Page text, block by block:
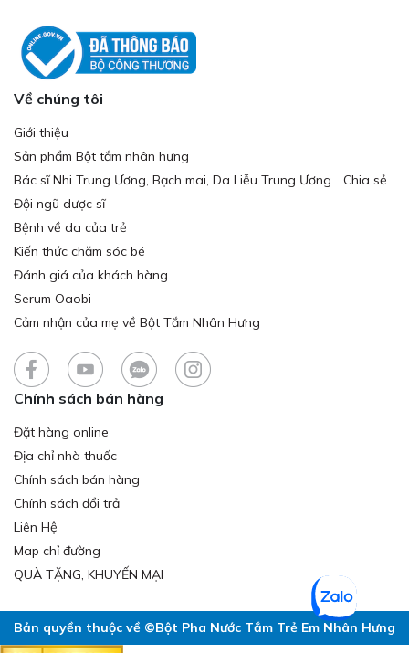
Về chúng tôi
Giới thiệu
Sản phẩm Bột tắm nhân hưng
Bác sĩ Nhi Trung Ương, Bạch mai, Da Liễu Trung Ương... Chia sẻ
Đội ngũ dược sĩ
Bệnh về da của trẻ
Kiến thức chăm sóc bé
Đánh giá của khách hàng
Serum Oaobi
Cảm nhận của mẹ về Bột Tắm Nhân Hưng
Chính sách bán hàng
Đặt hàng online
Địa chỉ nhà thuốc
Chính sách bán hàng
Chính sách đổi trả
Liên Hệ
Map chỉ đường
QUÀ TẶNG, KHUYẾN MẠI
Bản quyền thuộc về ©Bột Pha Nước Tắm Trẻ Em Nhân Hưng